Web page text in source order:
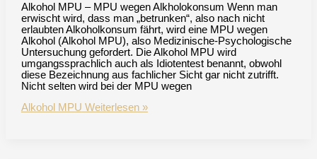
Alkohol MPU – MPU wegen Alkholokonsum Wenn man
erwischt wird, dass man „betrunken“, also nach nicht
erlaubten Alkoholkonsum fährt, wird eine MPU wegen
Alkohol (Alkohol MPU), also Medizinische-Psychologische
Untersuchung gefordert. Die Alkohol MPU wird
umgangssprachlich auch als Idiotentest benannt, obwohl
diese Bezeichnung aus fachlicher Sicht gar nicht zutrifft.
Nicht selten wird bei der MPU wegen
Alkohol MPU Weiterlesen »